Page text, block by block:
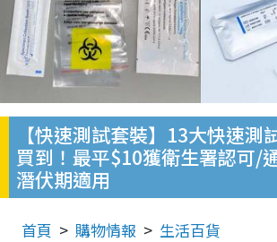
【快速測試套裝】13大快速測
買到！最平$10獲衛生署認可/
潛伏期適用
首頁 購物情報 生活百貨